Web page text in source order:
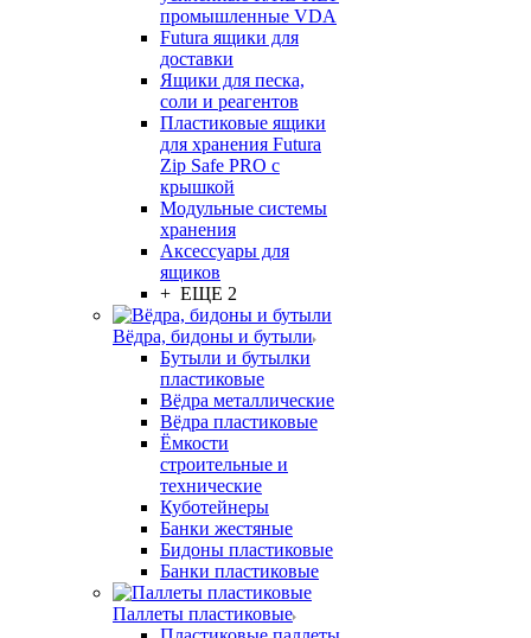
промышленные VDA
Futura ящики для
доставки
Ящики для песка,
соли и реагентов
Пластиковые ящики
для хранения Futura
Zip Safe PRO с
крышкой
Модульные системы
хранения
Аксессуары для
ящиков
+ ЕЩЕ 2
Вёдра, бидоны и бутыли
Бутыли и бутылки
пластиковые
Вёдра металлические
Вёдра пластиковые
Ёмкости
строительные и
технические
Куботейнеры
Банки жестяные
Бидоны пластиковые
Банки пластиковые
Паллеты пластиковые